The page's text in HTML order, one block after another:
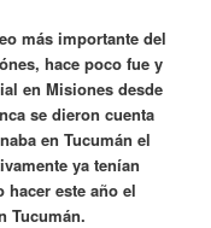
más importante del
hace poco fue y
en Misiones desde
se dieron cuenta
en Tucumán el
ya tenían
este año el
Tucumán.